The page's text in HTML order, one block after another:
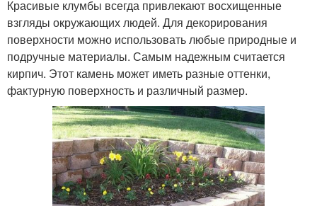
Красивые клумбы всегда привлекают восхищенные
взгляды окружающих людей. Для декорирования
поверхности можно использовать любые природные и
подручные материалы. Самым надежным считается
кирпич. Этот камень может иметь разные оттенки,
фактурную поверхность и различный размер.